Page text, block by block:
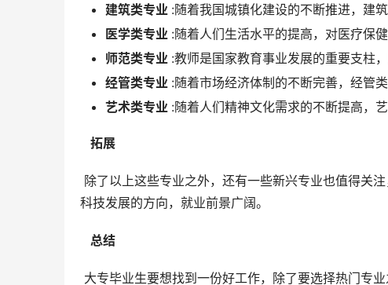
建筑类专业 :随着我国城镇化建设的不断推进，建
医学类专业 :随着人们生活水平的提高，对医疗保
师范类专业 :教师是国家教育事业发展的重要支柱
经管类专业 :随着市场经济体制的不断完善，经管
艺术类专业 :随着人们精神文化需求的不断提高，
  拓展
科技发展的方向，就业前景广阔。
  总结